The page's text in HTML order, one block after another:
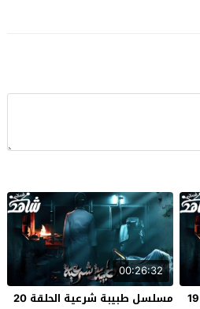
00:26:32
مسلسل طبيبة شرعية الحلقة 20